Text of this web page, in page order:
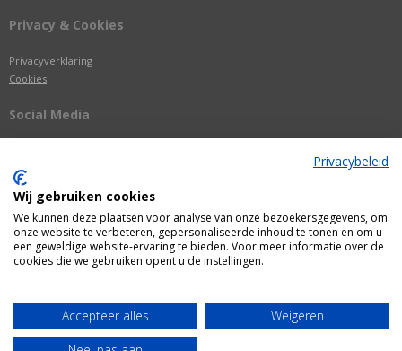
Privacy & Cookies
Privacyverklaring
Cookies
Social Media
Webshop door
Privacybeleid
Wij gebruiken cookies
We kunnen deze plaatsen voor analyse van onze bezoekersgegevens, om
onze website te verbeteren, gepersonaliseerde inhoud te tonen en om u
een geweldige website-ervaring te bieden. Voor meer informatie over de
cookies die we gebruiken opent u de instellingen.
Accepteer alles
Weigeren